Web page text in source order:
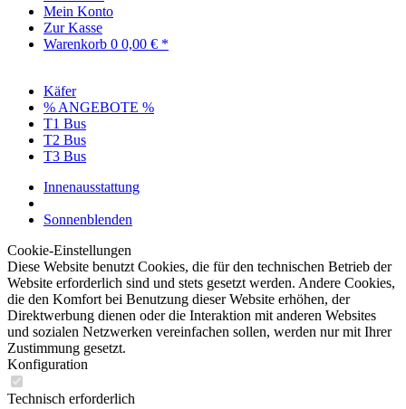
Mein Konto
Zur Kasse
Warenkorb 0 0,00 € *
Käfer
% ANGEBOTE %
T1 Bus
T2 Bus
T3 Bus
Innenausstattung
Sonnenblenden
Cookie-Einstellungen
Diese Website benutzt Cookies, die für den technischen Betrieb der
Website erforderlich sind und stets gesetzt werden. Andere Cookies,
die den Komfort bei Benutzung dieser Website erhöhen, der
Direktwerbung dienen oder die Interaktion mit anderen Websites
und sozialen Netzwerken vereinfachen sollen, werden nur mit Ihrer
Zustimmung gesetzt.
Konfiguration
Technisch erforderlich